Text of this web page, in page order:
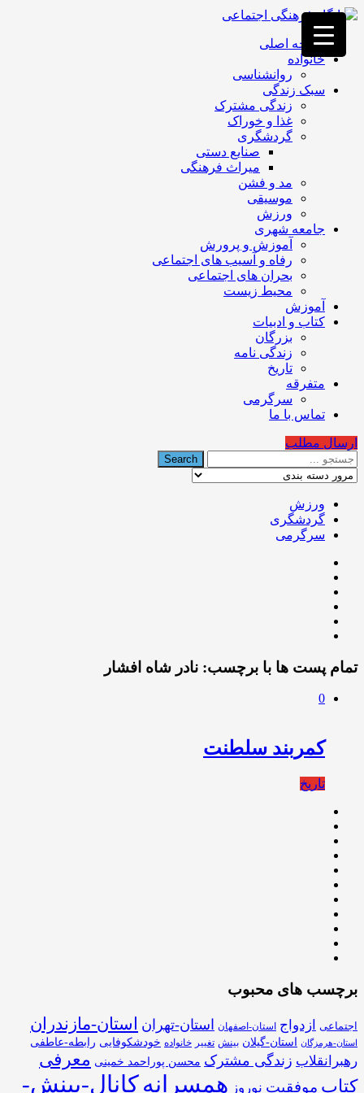
فصد
خون
غرب
تهران
خشکشویی
تصفیه
تهران
صفحه اصلی
خانواده
روانشناسی
سبک زندگی
زندگی مشترک
غذا و خوراک
گردشگری
صنایع دستی
میراث فرهنگی
مد و فشن
موسیقی
ورزش
جامعه شهری
آموزش و پرورش
رفاه و آسیب های اجتماعی
بحران های اجتماعی
محیط زیست
آموزش
کتاب و ادبیات
بزرگان
زندگی نامه
تاریخ
متفرقه
سرگرمی
تماس با ما
ارسال مطلب
ورزش
گردشگری
سرگرمی
تمام پست ها با برچسب: نادر شاه افشار
0
کمربند سلطنت
تاریخ
برچسب های محبوب
اجتماعی ازدواج استان-اصفهان استان-تهران استان-مازندران
استان-هرمزگان استان-گیلان بینش تغییر خانواده خودشکوفایی رابطه-عاطفی
رهبرانقلاب زندگی مشترک محسن پوراحمد خمینی معرفی
کتاب موفقیت نوروز همسرانهکانال-بینش-